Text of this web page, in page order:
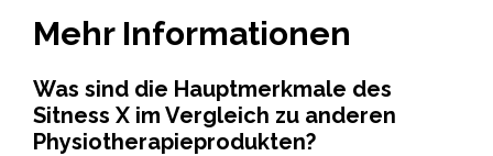
Mehr Informationen
Was sind die Hauptmerkmale des
Sitness X im Vergleich zu anderen
Physiotherapieprodukten?